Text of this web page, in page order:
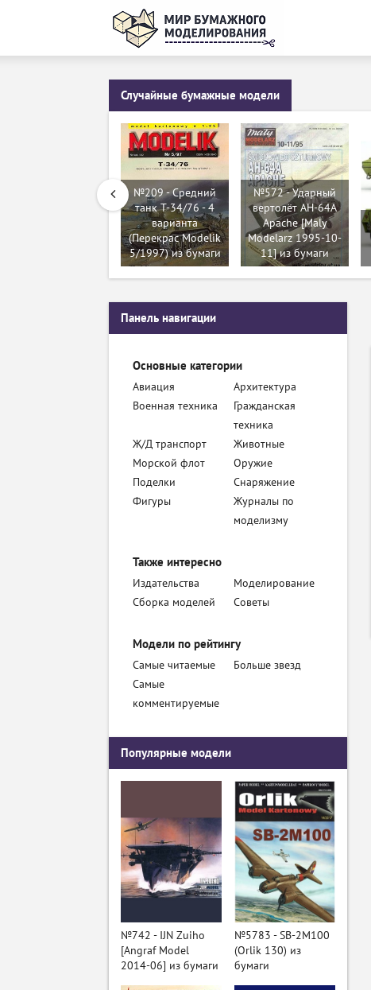
Случайные бумажные модели
№209 - Средний
танк Т-34/76 - 4
варианта
(Перекрас Modelik
5/1997) из бумаги
№572 - Ударный
вертолёт AH-64A
Apache [Maly
Modelarz 1995-10-
11] из бумаги
Панель навигации
Основные категории
Авиация
Архитектура
Военная техника
Гражданская
техника
Ж/Д транспорт
Животные
Морской флот
Оружие
Поделки
Снаряжение
Фигуры
Журналы по
моделизму
Также интересно
Издательства
Моделирование
Сборка моделей
Советы
Модели по рейтингу
Самые читаемые
Больше звезд
Самые
комментируемые
Популярные модели
№742 - IJN Zuiho
[Angraf Model
2014-06] из бумаги
№5783 - SB-2M100
(Orlik 130) из
бумаги